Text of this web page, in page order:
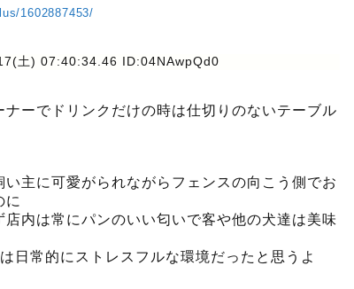
1602887453/
土) 07:40:34.46 ID:04NAwpQd0
ーでドリンクだけの時は仕切りのないテーブル
主に可愛がられながらフェンスの向こう側でお
に
内は常にパンのいい匂いで客や他の犬達は美味
日常的にストレスフルな環境だったと思うよ